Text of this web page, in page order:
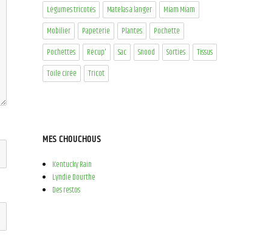
Légumes tricotés
Matelas à langer
Miam Miam
Mobilier
Papeterie Plantes
Pochette
Pochettes
Récup' Sac Snood Sorties
Tissus
Toile cirée
Tricot
MES CHOUCHOUS
Kentucky Rain
Lyndie Dourthe
Des restos